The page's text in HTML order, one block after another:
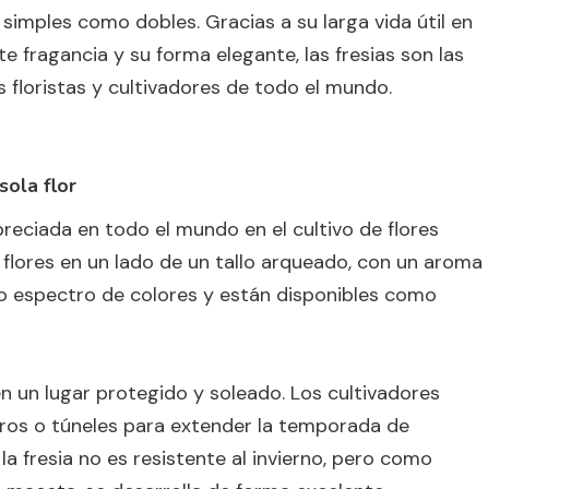
como dobles. Gracias a su larga vida útil en
fragancia y su forma elegante, las fresias son las
floristas y cultivadores de todo el mundo.
flor
en todo el mundo en el cultivo de flores
en un lado de un tallo arqueado, con un aroma
espectro de colores y están disponibles como
un lugar protegido y soleado. Los cultivadores
o túneles para extender la temporada de
fresia no es resistente al invierno, pero como